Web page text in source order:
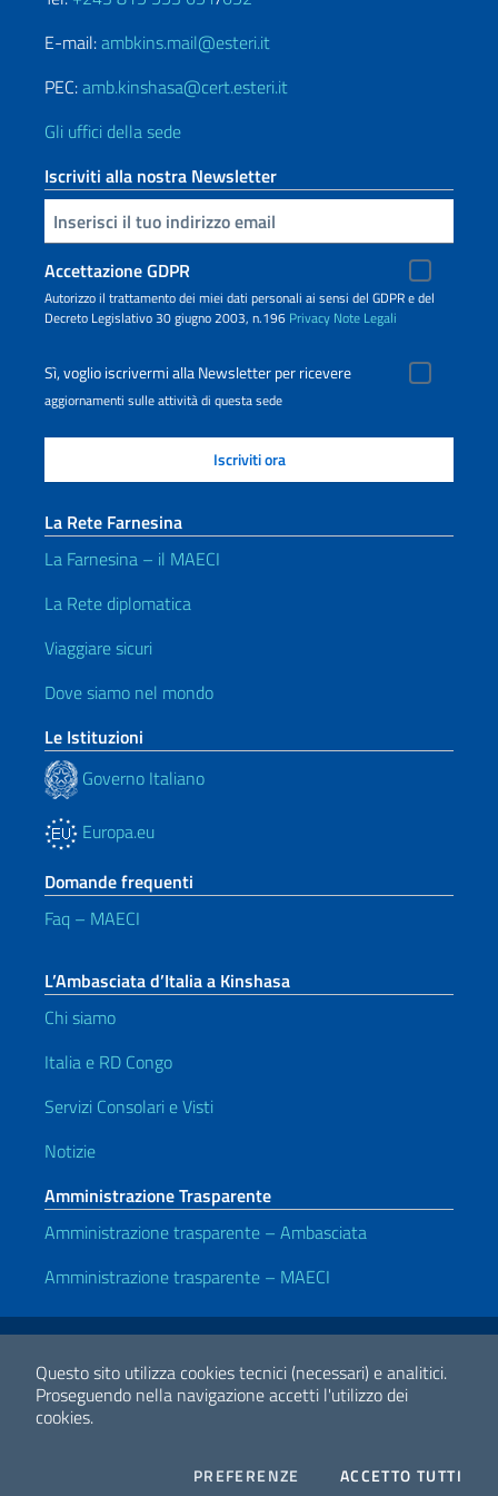
Questo sito utilizza cookies tecnici (necessari) e analitici.
Proseguendo nella navigazione accetti l'utilizzo dei
cookies.
PREFERENZE COOKIESACCETTO TUTTI
E-mail:ambkins.mail@esteri.it
PEC:amb.kinshasa@cert.esteri.it
Gli uffici della sede
Iscriviti alla nostra Newsletter
Inserisci la tua email
Accettazione GDPR
Autorizzo il trattamento dei miei dati personali ai sensi del GDPR e del
Decreto Legislativo 30 giugno 2003, n.196 Privacy Note Legali
Sì, voglio iscrivermi alla Newsletter per ricevere
aggiornamenti sulle attività di questa sede
La Rete Farnesina
La Farnesina – il MAECI
La Rete diplomatica
Viaggiare sicuri
Dove siamo nel mondo
Le Istituzioni
Governo Italiano
Europa.eu
Domande frequenti
Faq – MAECI
L’Ambasciata d’Italia a Kinshasa
Chi siamo
Italia e RD Congo
Servizi Consolari e Visti
Notizie
Amministrazione Trasparente
Amministrazione trasparente – Ambasciata
Amministrazione trasparente – MAECI
Link Utili